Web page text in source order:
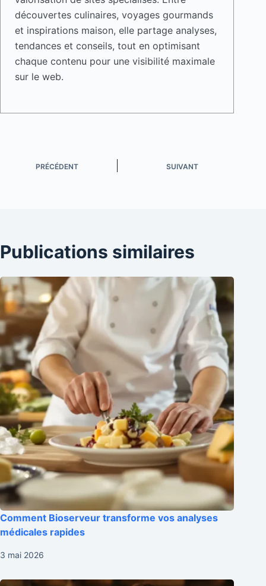
découvertes culinaires, voyages gourmands
et inspirations maison, elle partage analyses,
tendances et conseils, tout en optimisant
chaque contenu pour une visibilité maximale
sur le web.
PRÉCÉDENT SUIVANT
Publications similaires
Comment Bioserveur transforme vos analyses
médicales rapides
3 mai 2026